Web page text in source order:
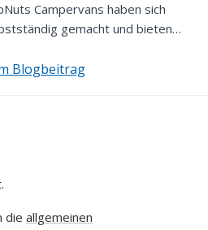
Campervans haben sich
gemacht und bieten
Blogbeitrag
die allgemeinen